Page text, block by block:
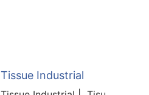
Tissue Industrial